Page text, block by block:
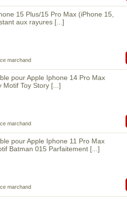
15 Plus/15 Pro Max (iPhone 15,
aux rayures [...]
marchand
pour Apple Iphone 14 Pro Max
Motif Toy Story [...]
marchand
pour Apple Iphone 11 Pro Max
Batman 015 Parfaitement [...]
marchand